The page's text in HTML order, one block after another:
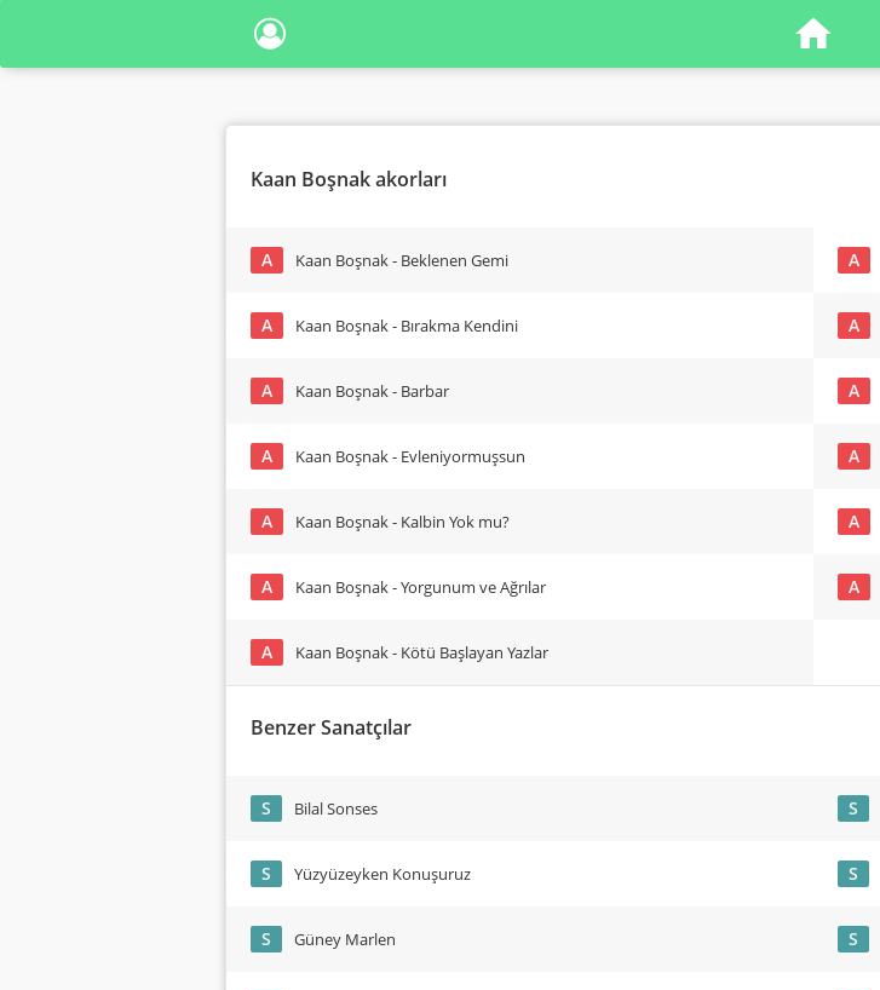
Kaan Boşnak akorları
A Kaan Boşnak - Beklenen Gemi
A Kaan Boşnak - Bırakma Kendini
A Kaan Boşnak - Barbar
A Kaan Boşnak - Evleniyormuşsun
A Kaan Boşnak - Kalbin Yok mu?
A Kaan Boşnak - Yorgunum ve Ağrılar
A Kaan Boşnak - Kötü Başlayan Yazlar
A
A
A
A
A
A
Benzer Sanatçılar
S Bilal Sonses
S Yüzyüzeyken Konuşuruz
S Güney Marlen
S
S
S